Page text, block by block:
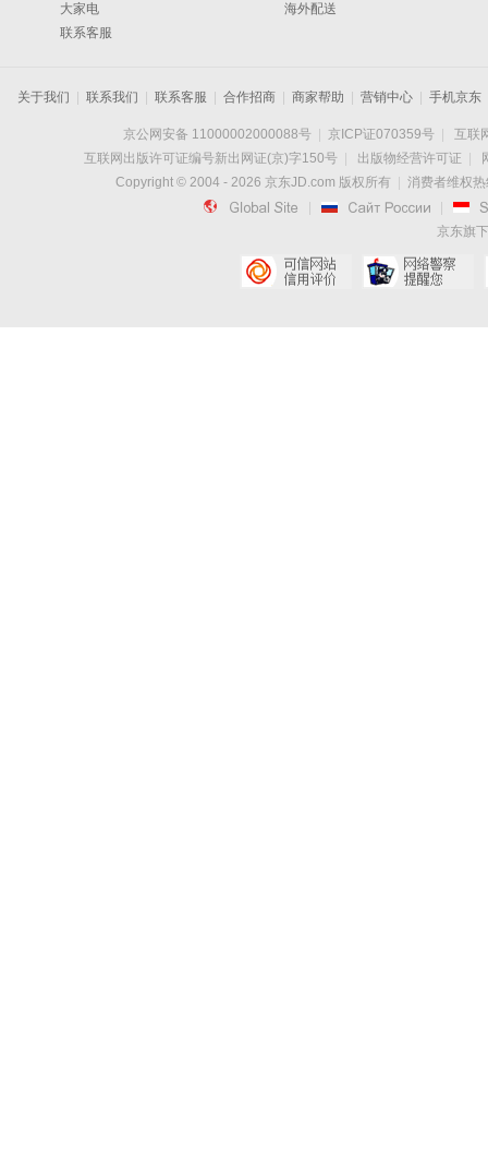
大家电
联系客服
海外配送
关于我们 联系我们 联系客服 合作招商 商家帮助 营销中心 手机京东
京公网安备 11000002000088号 京ICP证070359号
互联
互联网出版许可证编号新出网证(京)字150号
出版物经营许可证
Copyright © 2004 - 2026 京东JD.com 版权所有 消费者维权
 
京东旗